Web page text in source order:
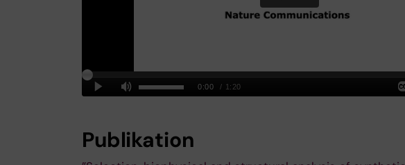
Publikation